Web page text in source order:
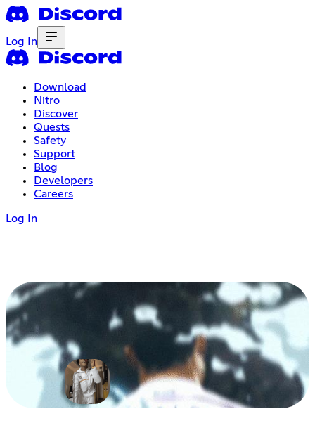
Log In
Download
Nitro
Discover
Quests
Safety
Support
Blog
Developers
Careers
Log In